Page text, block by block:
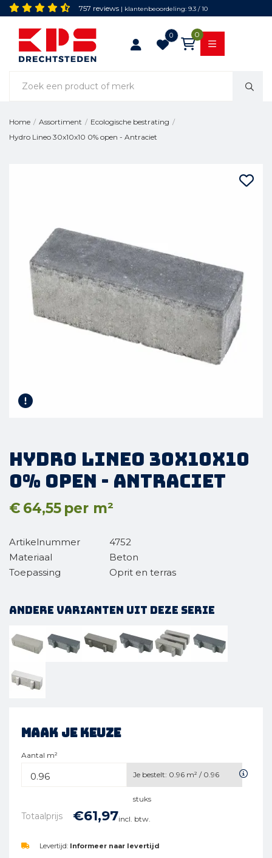
757 reviews | klantenbeoordeling: 9.3 / 10
0 0
Home / Assortiment / Ecologische bestrating /
Hydro Lineo 30x10x10 0% open - Antraciet
Hydro Lineo 30x10x10
0% open - Antraciet
€ 64,55 per m²
Artikelnummer
4752
Materiaal
Beton
Toepassing
Oprit en terras
Andere varianten uit deze serie
Maak je keuze
Aantal m²
Je bestelt: 0.96 m² / 0.96
stuks
Totaalprijs €61,97incl. btw.
Levertijd: Informeer naar levertijd